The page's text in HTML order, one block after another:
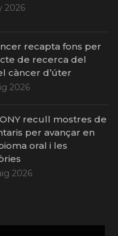
2026
recapta fons per
de recerca del
càncer d’úter
2026
recull mostres de
per avançar en
oral i les
2026